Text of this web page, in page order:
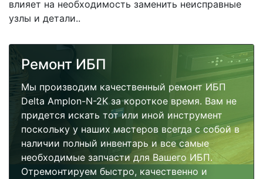
влияет на необходимость заменить неисправные
узлы и детали..
Ремонт ИБП
Мы производим качественный ремонт ИБП
Delta Amplon-N-2K за короткое время. Вам не
придется искать тот или иной инструмент
поскольку у наших мастеров всегда с собой в
наличии полный инвентарь и все самые
необходимые запчасти для Вашего ИБП.
Отремонтируем быстро, качественно и